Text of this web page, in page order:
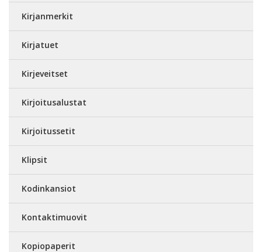
Kirjanmerkit
Kirjatuet
Kirjeveitset
Kirjoitusalustat
Kirjoitussetit
Klipsit
Kodinkansiot
Kontaktimuovit
Kopiopaperit